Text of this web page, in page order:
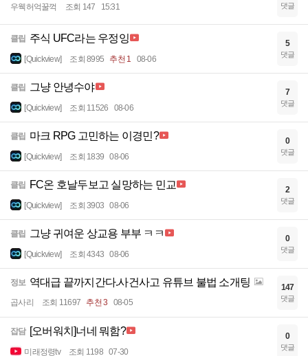
우웩허억꿀꺽 조회 147 15:31 댓글
클립 주식 UFC라는 우정잉
[Quickview] 조회 8995 추천 1 08-06
5
댓글
클립 그냥 안녕수야
[Quickview] 조회 11526 08-06
7
댓글
클립 마크 RPG 고민하는 이경민?
[Quickview] 조회 1839 08-06
0
댓글
클립 FC온 호날두보고 실망하는 민교
[Quickview] 조회 3903 08-06
2
댓글
클립 그냥 귀여운 상교용 부부 ㅋㅋ
[Quickview] 조회 4343 08-06
0
댓글
정보 역대급 끝까지간다.사건사고 유튜브 불법 소개팅
곱사리 조회 11697 추천 3 08-05
147
댓글
잡담 [오버워치]너네 뭐함?
미래정령tv 조회 1198 07-30
0
댓글